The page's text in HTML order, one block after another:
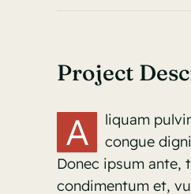
Project
A
liquam
congue
Donec ipsum ante,
condimentum et,